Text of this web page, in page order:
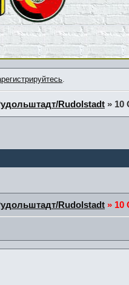
.
Rudolstadt » 10
Rudolstadt » 10